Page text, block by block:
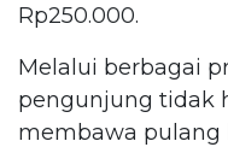
Rp250.000.
Melalui berbagai
pengunjung tidak
membawa pulang